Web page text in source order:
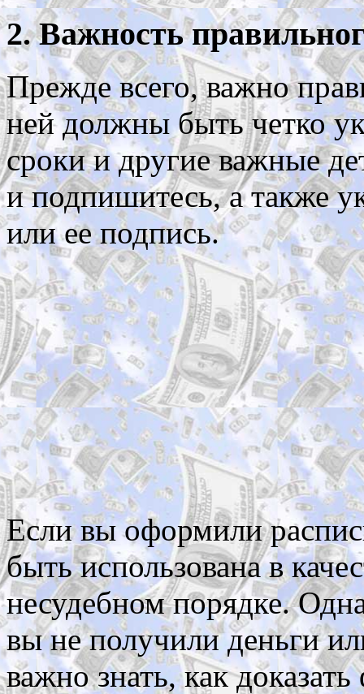
2. Важность
Прежде всего, важно
ней должны быть четко
сроки и другие важные
и подпишитесь, а также
или ее подпись.
Если вы оформили
быть использована в
несудебном порядке.
вы не получили деньги
важно знать, как